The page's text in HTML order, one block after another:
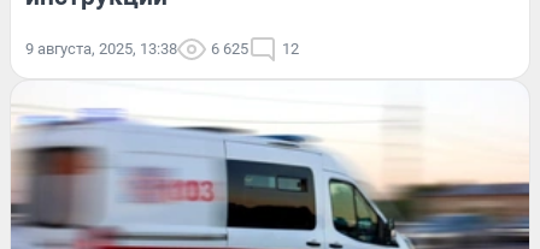
9 августа, 2025, 13:38 6 625 12